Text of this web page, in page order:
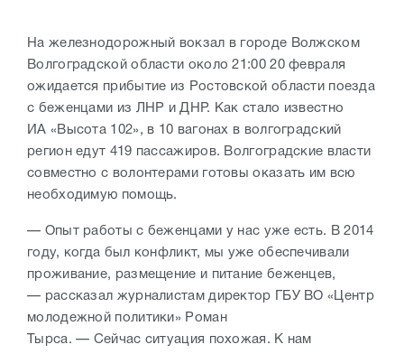
На железнодорожный вокзал в городе Волжском
Волгоградской области около 21:00 20 февраля
ожидается прибытие из Ростовской области поезда
с беженцами из ЛНР и ДНР. Как стало известно
ИА « Высота 102», в 10 вагонах в волгоградский
регион едут 419 пассажиров. Волгоградские власти
совместно с волонтерами готовы оказать им всю
необходимую помощь.
— Опыт работы с беженцами у нас уже есть. В 2014
году, когда был конфликт, мы уже обеспечивали
проживание, размещение и питание беженцев,
— рассказал журналистам директор
ГБУ ВО «Центр
молодежной политики» Роман
Тырса. — Сейчас ситуация похожая. К нам